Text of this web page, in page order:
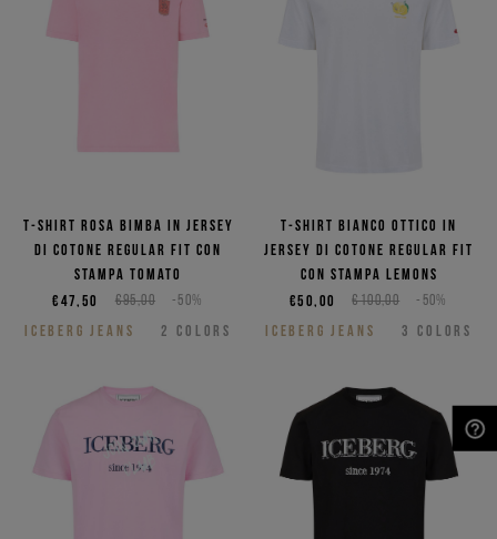
T-shirt rosa bimba in jersey
di cotone regular fit con
stampa Tomato
€95,00 -50%
€47,50
ICEBERG JEANS
2 COLORS
T-shirt bianco ottico in
jersey di cotone regular fit
con stampa Lemons
€100,00 -50%
€50,00
ICEBERG JEANS
3 COLORS